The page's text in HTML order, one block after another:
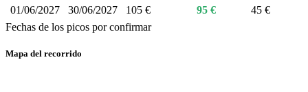
01/06/2027
30/06/2027 105 € 95 €
45 €
Fechas de los picos por confirmar
Mapa del recorrido